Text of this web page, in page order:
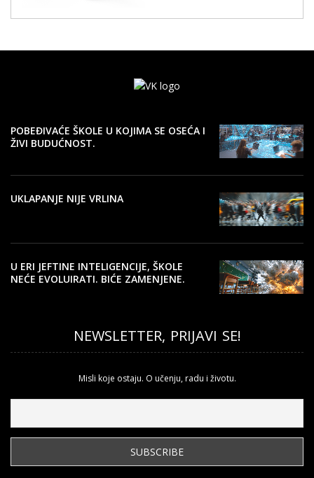
POBEĐIVAĆE ŠKOLE U KOJIMA SE OSEĆA I
ŽIVI BUDUĆNOST.
UKLAPANJE NIJE VRLINA
U ERI JEFTINE INTELIGENCIJE, ŠKOLE
NEĆE EVOLUIRATI. BIĆE ZAMENJENE.
NEWSLETTER, PRIJAVI SE!
Misli koje ostaju. O učenju, radu i životu.